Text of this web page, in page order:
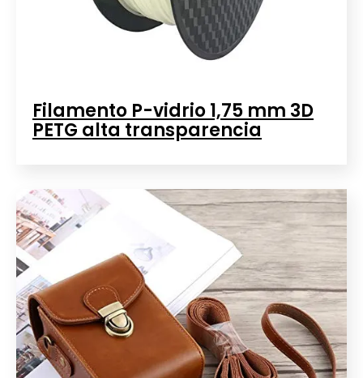
Filamento P-vidrio 1,75 mm 3D
PETG alta transparencia